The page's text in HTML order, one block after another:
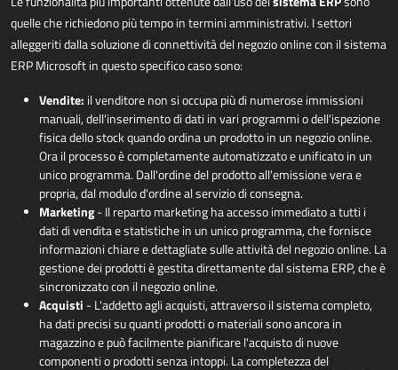
quelle che richiedono più tempo in termini amministrativi. I settori
alleggeriti dalla soluzione di connettività del negozio online con il sistema
ERP Microsoft in questo specifico caso sono:
Vendite: il venditore non si occupa più di numerose immissioni
manuali, dell'inserimento di dati in vari programmi o dell'ispezione
fisica dello stock quando ordina un prodotto in un negozio online.
Ora il processo è completamente automatizzato e unificato in un
unico programma. Dall'ordine del prodotto all'emissione vera e
propria, dal modulo d'ordine al servizio di consegna.
Marketing- Il reparto marketing ha accesso immediato a tutti i
dati di vendita e statistiche in un unico programma, che fornisce
informazioni chiare e dettagliate sulle attività del negozio online. La
gestione dei prodotti è gestita direttamente dal sistema ERP, che è
sincronizzato con il negozio online.
Acquisti - L'addetto agli acquisti, attraverso il sistema completo,
ha dati precisi su quanti prodotti o materiali sono ancora in
magazzino e può facilmente pianificare l'acquisto di nuove
componenti o prodotti senza intoppi. La completezza del